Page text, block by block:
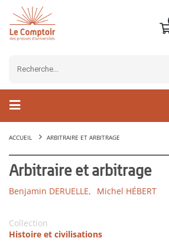
ACCUEIL ARBITRAIRE ET ARBITRAGE
Arbitraire et arbitrage
Benjamin DERUELLE, Michel HÉBERT
Collection
Histoire et civilisations